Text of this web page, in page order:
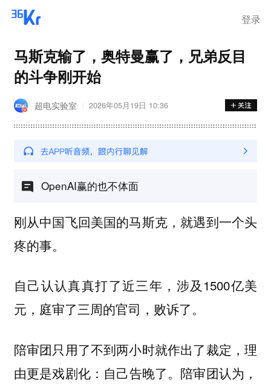
登录
马斯克输了，奥特曼赢了，兄弟反目
的斗争刚开始
超电实验室 2026年05月19日 10:36
OpenAI赢的也不体面
刚从中国飞回美国的马斯克，就遇到一个头
疼的事。
自己认认真真打了近三年，涉及1500亿美
元，庭审了三周的官司，败诉了。
陪审团只用了不到两小时就作出了裁定，理
由更是戏剧化： 自己告晚了。陪审团认为，